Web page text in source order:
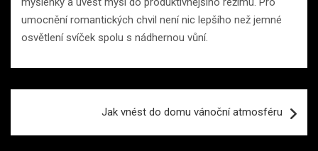
umocnění romantických chvil není nic lepšího než jemné
osvětlení svíček spolu s nádhernou vůní.
Jak vnést do domu vánoční atmosféru